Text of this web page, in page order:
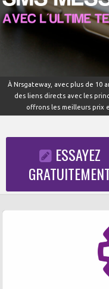
À Nrsgateway, avec plus de 10
des liens directs avec les
offrons les meilleurs prix
ESSAYEZ